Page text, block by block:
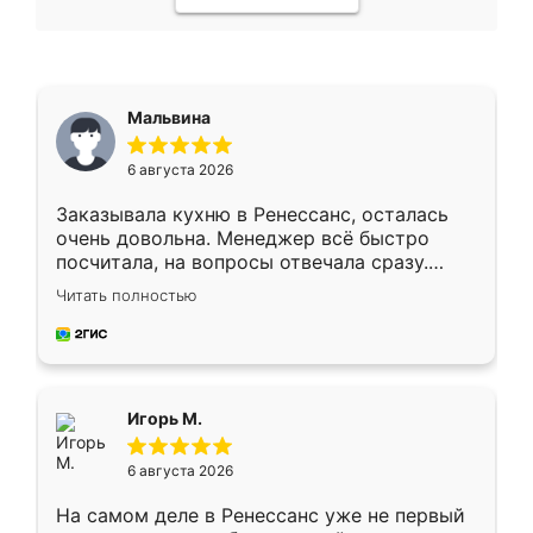
Мальвина
6 августа 2026
Заказывала кухню в Ренессанс, осталась
очень довольна. Менеджер всё быстро
посчитала, на вопросы отвечала сразу.
Замерщик приехал в субботу, подошёл к
делу со всей ответственностью. Собрали
за день, ребята работали аккуратно, даже
Читать полностью
Игорь М.
6 августа 2026
На самом деле в Ренессанс уже не первый